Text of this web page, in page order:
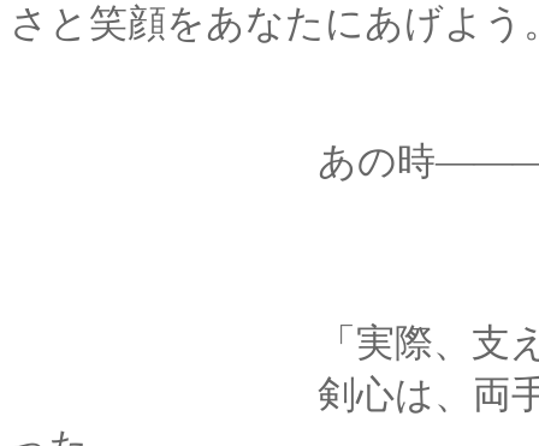
さと笑顔をあなたにあげよう
あの時―――薫は、
「実際、支えても
剣心は、両手で薫の